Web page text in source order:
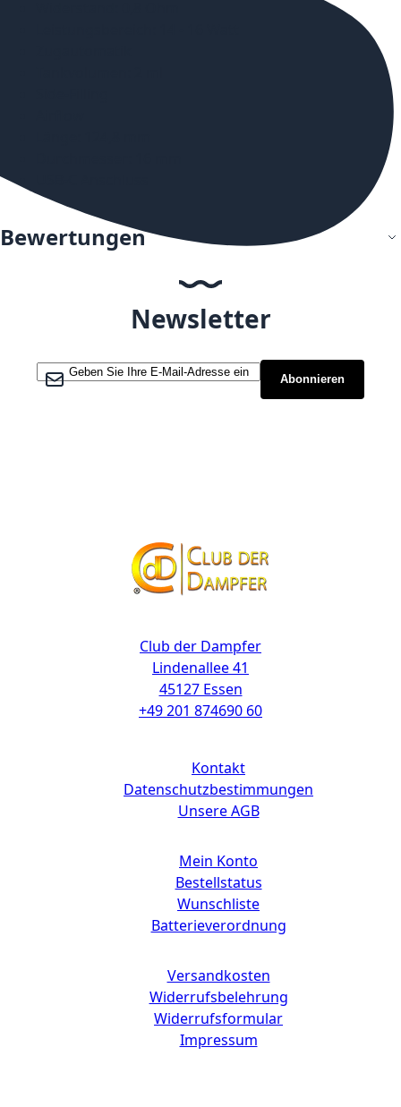
Bewertungen
Newsletter
Melden Sie sich für unseren Newsletter an:
Abonnieren
Club der Dampfer
Lindenallee 41
45127 Essen
+49 201 874690 60
Kontakt
Datenschutzbestimmungen
Unsere AGB
Mein Konto
Bestellstatus
Wunschliste
Batterieverordnung
Versandkosten
Widerrufsbelehrung
Widerrufsformular
Impressum